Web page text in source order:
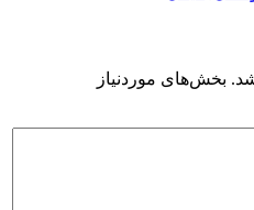
بخش‌های موردنیاز